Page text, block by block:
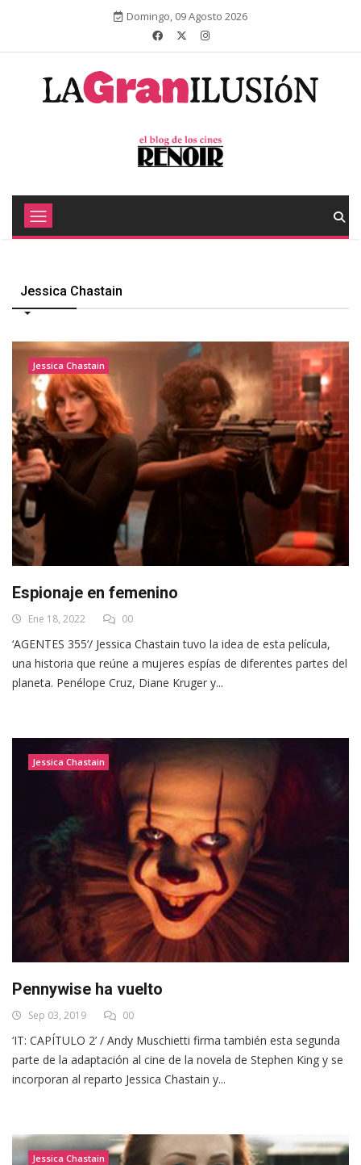
Domingo, 09 Agosto 2026
Jessica Chastain
Jessica Chastain
Espionaje en femenino
Ene 18, 2022 00
‘AGENTES 355’/ Jessica Chastain tuvo la idea de esta película,
una historia que reúne a mujeres espías de diferentes partes del
planeta. Penélope Cruz, Diane Kruger y...
Jessica Chastain
Pennywise ha vuelto
Sep 03, 2019 00
‘IT: CAPÍTULO 2’ / Andy Muschietti firma también esta segunda
parte de la adaptación al cine de la novela de Stephen King y se
incorporan al reparto Jessica Chastain y...
Jessica Chastain